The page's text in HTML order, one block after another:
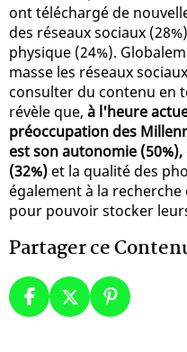
ont téléchargé de
des réseaux sociaux
physique (24%).
masse les réseaux
consulter du contenu en
révèle que, à l'heure
préoccupation des
est son autonomie
(32%) et la qualité des
également à la
pour pouvoir stocker
Partager ce